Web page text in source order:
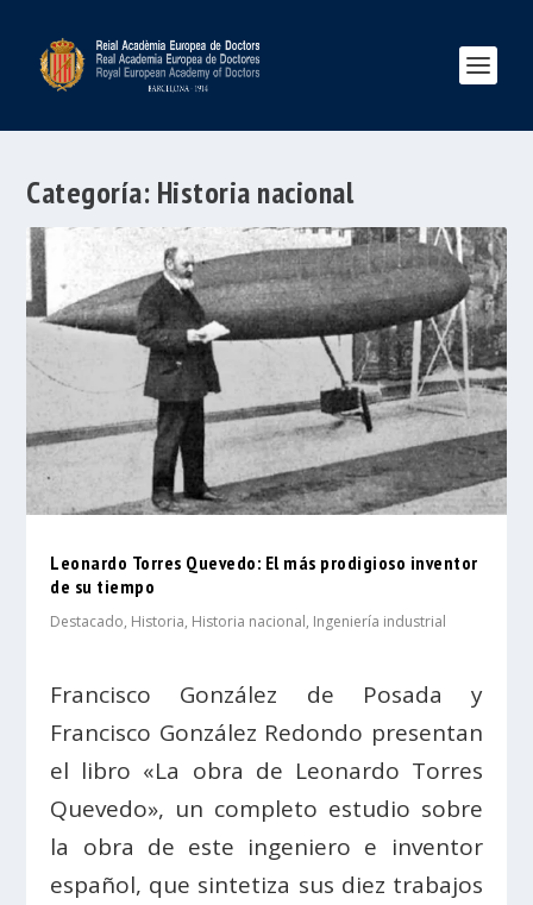
Categoría: Historia nacional
Leonardo Torres Quevedo: El más prodigioso inventor
de su tiempo
Destacado, Historia, Historia nacional, Ingeniería industrial
Francisco González de Posada y
Francisco González Redondo presentan
el libro «La obra de Leonardo Torres
Quevedo», un completo estudio sobre
la obra de este ingeniero e inventor
español, que sintetiza sus diez trabajos